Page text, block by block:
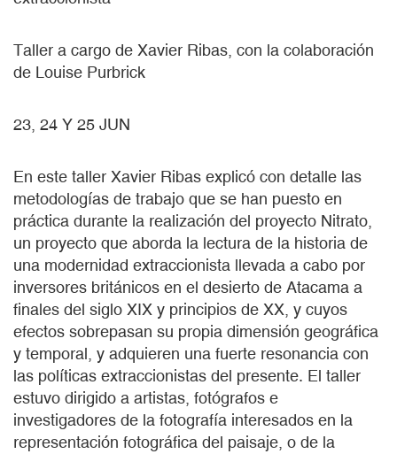
Taller a cargo de Xavier Ribas, con la colaboración
de Louise Purbrick
23, 24 Y 25 JUN
En este taller Xavier Ribas explicó con detalle las
metodologías de trabajo que se han puesto en
práctica durante la realización del proyecto Nitrato,
un proyecto que aborda la lectura de la historia de
una modernidad extraccionista llevada a cabo por
inversores británicos en el desierto de Atacama a
finales del siglo XIX y principios de XX, y cuyos
efectos sobrepasan su propia dimensión geográfica
y temporal, y adquieren una fuerte resonancia con
las políticas extraccionistas del presente. El taller
estuvo dirigido a artistas, fotógrafos e
investigadores de la fotografía interesados en la
representación fotográfica del paisaje, o de la